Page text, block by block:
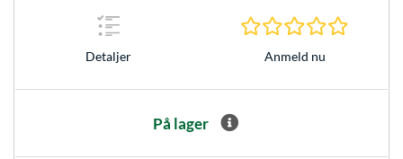
Detaljer Anmeld nu
På lager